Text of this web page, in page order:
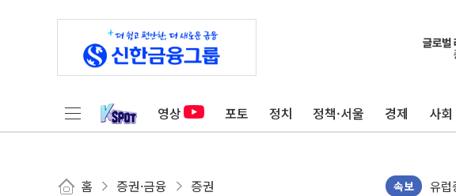
영상 포토 정치 정책·서울 경제 사회
홈 증권·금융 증권 속보
10
민
뉴욕
미